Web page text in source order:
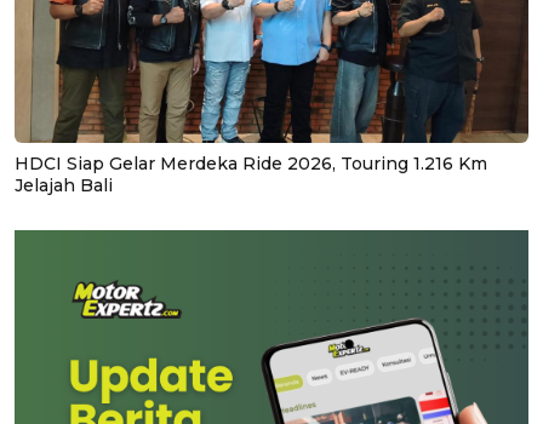
HDCI Siap Gelar Merdeka Ride 2026, Touring 1.216 Km
Jelajah Bali